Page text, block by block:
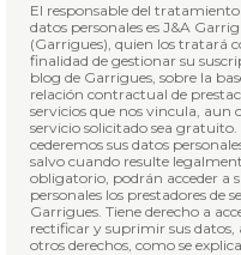
El responsable del tratamiento
datos personales es J&A
(Garrigues), quien los tratará
finalidad de gestionar su
blog de Garrigues, sobre la
relación contractual de
servicios que nos vincula, aun
servicio solicitado sea gratuito.
cederemos sus datos
salvo cuando resulte
obligatorio, podrán acceder a
personales los prestadores de
Garrigues. Tiene derecho a
rectificar y suprimir sus datos,
otros derechos, como se